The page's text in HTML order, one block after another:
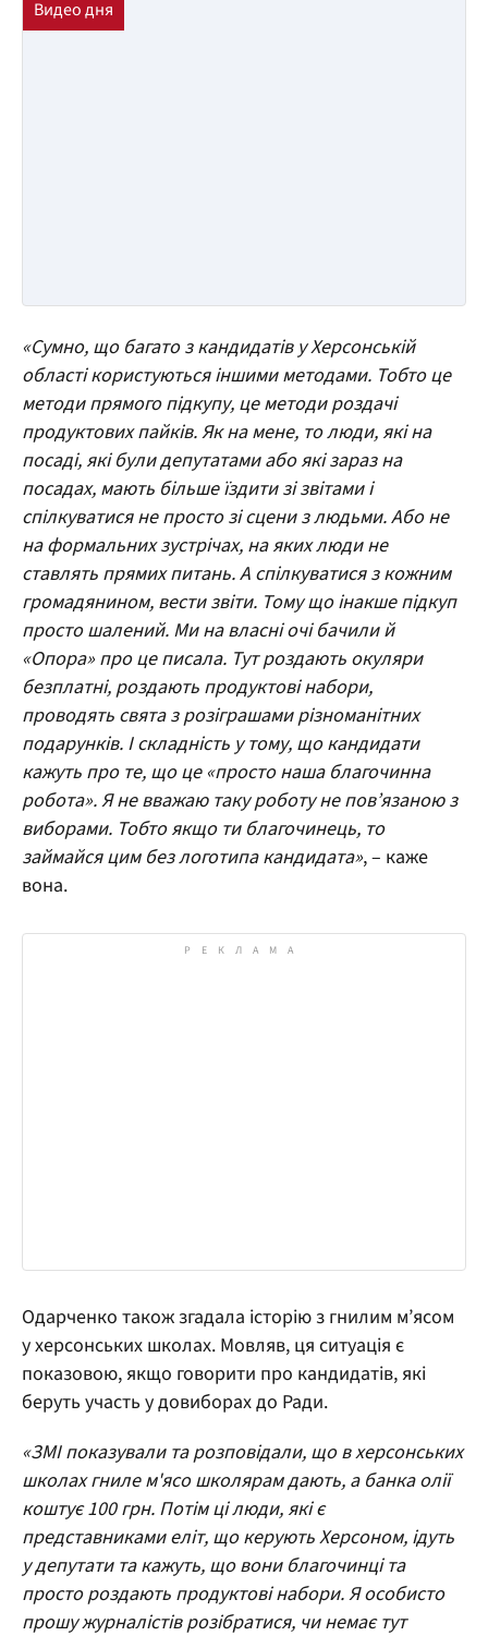
«Сумно, що багато з кандидатів у Херсонській
області користуються іншими методами. Тобто це
методи прямого підкупу, це методи роздачі
продуктових пайків. Як на мене, то люди, які на
посаді, які були депутатами або які зараз на
посадах, мають більше їздити зі звітами і
спілкуватися не просто зі сцени з людьми. Або не
на формальних зустрічах, на яких люди не
ставлять прямих питань. А спілкуватися з кожним
громадянином, вести звіти. Тому що інакше підкуп
просто шалений. Ми на власні очі бачили й
«Опора» про це писала. Тут роздають окуляри
безплатні, роздають продуктові набори,
проводять свята з розіграшами різноманітних
подарунків. І складність у тому, що кандидати
кажуть про те, що це «просто наша благочинна
робота». Я не вважаю таку роботу не пов’язаною з
виборами. Тобто якщо ти благочинець, то
займайся цим без логотипа кандидата», – каже
вона.
Одарченко також згадала історію з гнилим м’ясом
у херсонських школах. Мовляв, ця ситуація є
показовою, якщо говорити про кандидатів, які
беруть участь у довиборах до Ради.
«ЗМІ показували та розповідали, що в херсонських
школах гниле м'ясо школярам дають, а банка олії
коштує 100 грн. Потім ці люди, які є
представниками еліт, що керують Херсоном, ідуть
у депутати та кажуть, що вони благочинці та
просто роздають продуктові набори. Я особисто
прошу журналістів розібратися, чи немає тут